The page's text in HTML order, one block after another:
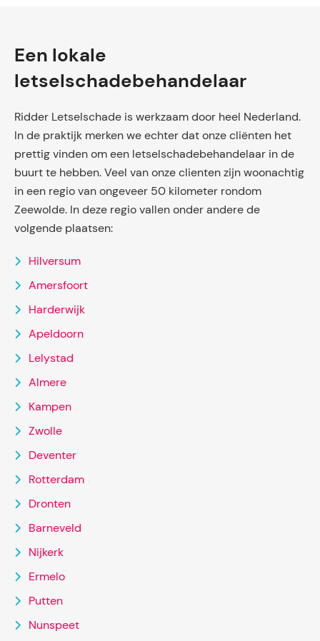
Een lokale
letselschadebehandelaar
Ridder Letselschade is werkzaam door heel Nederland.
In de praktijk merken we echter dat onze cliënten het
prettig vinden om een letselschadebehandelaar in de
buurt te hebben. Veel van onze clienten zijn woonachtig
in een regio van ongeveer 50 kilometer rondom
Zeewolde. In deze regio vallen onder andere de
volgende plaatsen:
Hilversum
Amersfoort
Harderwijk
Apeldoorn
Lelystad
Almere
Kampen
Zwolle
Deventer
Rotterdam
Dronten
Barneveld
Nijkerk
Ermelo
Putten
Nunspeet